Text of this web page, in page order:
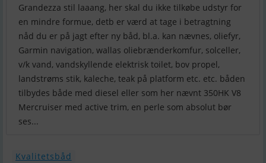
Grandezza stil laaang, her skal du ikke tilkøbe udstyr for
en mindre formue, detb er værd at tage i betragtning
nåd du er på jagt efter ny båd, bl.a. kan nævnes, oliefyr,
Garmin navigation, wallas oliebrænderkomfur, solceller,
v/k vand, vandskyllende elektrisk toilet, bov propel,
landstrøms stik, kaleche, teak på platform etc. etc. båden
tilbydes både med diesel eller som her nævnt 350HK V8
Mercruiser med active trim, en perle som absolut bør
ses...
Kvalitetsbåd